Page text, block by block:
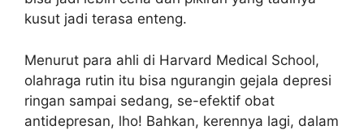
kusut jadi terasa enteng.
Menurut para ahli di Harvard Medical School,
olahraga rutin itu bisa ngurangin gejala depresi
ringan sampai sedang, se-efektif obat
antidepresan, lho! Bahkan, kerennya lagi, dalam